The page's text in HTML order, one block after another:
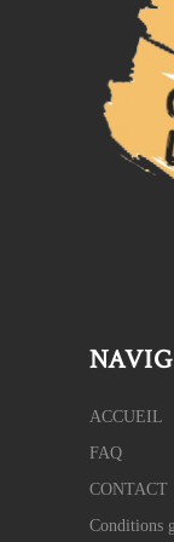
ACCUEIL
FAQ
CONTACT
Conditions